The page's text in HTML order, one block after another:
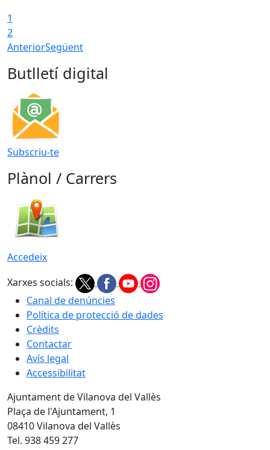
1
2
AnteriorSegüent
Butlletí digital
Subscriu-te
Plànol / Carrers
Accedeix
Xarxes socials:
Canal de denúncies
Política de protecció de dades
Crèdits
Contactar
Avís legal
Accessibilitat
Ajuntament de Vilanova del Vallès
Plaça de l'Ajuntament, 1
08410 Vilanova del Vallès
Tel. 938 459 277